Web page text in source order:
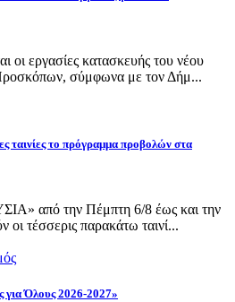
οι εργασίες κατασκευής του νέου
σύμφωνα με τον Δήμ...
ταινίες το πρόγραμμα προβολών στα
από την Πέμπτη 6/8 έως και την
τέσσερις παρακάτω ταινί...
για Όλους 2026-2027»